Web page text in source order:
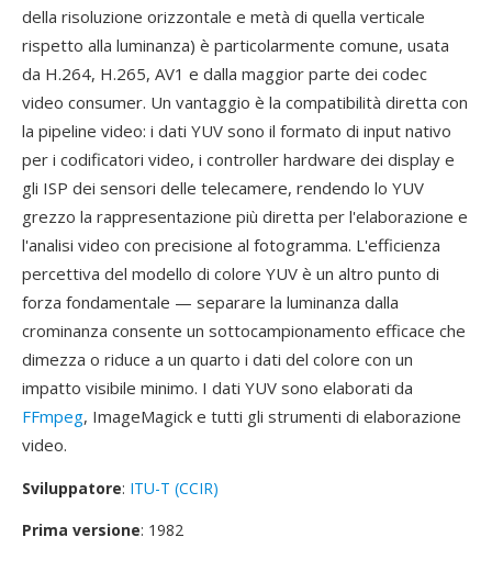
della risoluzione orizzontale e metà di quella verticale
rispetto alla luminanza) è particolarmente comune, usata
da H.264, H.265, AV1 e dalla maggior parte dei codec
video consumer. Un vantaggio è la compatibilità diretta con
la pipeline video: i dati YUV sono il formato di input nativo
per i codificatori video, i controller hardware dei display e
gli ISP dei sensori delle telecamere, rendendo lo YUV
grezzo la rappresentazione più diretta per l'elaborazione e
l'analisi video con precisione al fotogramma. L'efficienza
percettiva del modello di colore YUV è un altro punto di
forza fondamentale — separare la luminanza dalla
crominanza consente un sottocampionamento efficace che
dimezza o riduce a un quarto i dati del colore con un
impatto visibile minimo. I dati YUV sono elaborati da
FFmpeg, ImageMagick e tutti gli strumenti di elaborazione
video.
Sviluppatore: ITU-T (CCIR)
Prima versione: 1982